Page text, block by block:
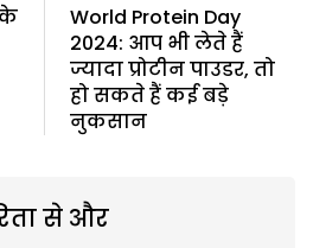
World Protein Day
2024: आप भी लेते हैं
ज्यादा प्रोटीन पाउडर, तो
हो सकते हैं कई बड़े
नुकसान
से और